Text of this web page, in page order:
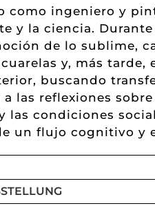
como ingeniero y
y la ciencia.
de lo sublime,
y, más
buscando
a las reflexiones
las condiciones
un flujo cognitivo y